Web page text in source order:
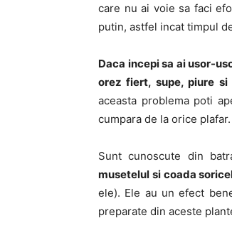
care nu ai voie sa faci
putin, astfel incat timpul
Daca incepi sa ai usor-
orez fiert, supe, piure
aceasta problema poti
cumpara de la orice plafar.
Sunt cunoscute din
musetelul si coada
ele). Ele au un efect
preparate din aceste